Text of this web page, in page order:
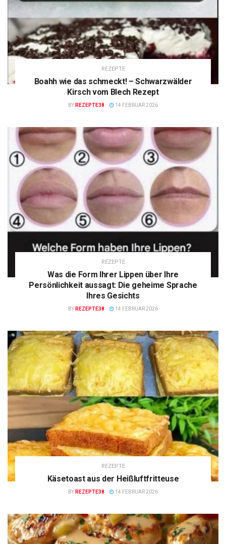
REZEPTE
Boahh wie das schmeckt! – Schwarzwälder
Kirsch vom Blech Rezept
BY REZEPTE38 14 FEBRUAR 2026
REZEPTE
Was die Form Ihrer Lippen über Ihre
Persönlichkeit aussagt: Die geheime Sprache
Ihres Gesichts
BY REZEPTE38 14 FEBRUAR 2026
REZEPTE
Käsetoast aus der Heißluftfritteuse
BY REZEPTE38 14 FEBRUAR 2026